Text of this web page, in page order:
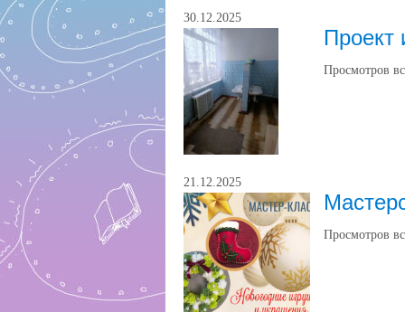
30.12.2025
Проект
Просмотров
21.12.2025
Просмотров